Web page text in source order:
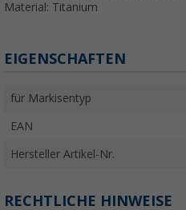
Material: Titanium
EIGENSCHAFTEN
für Markisentyp
EAN
Hersteller Artikel-Nr.
RECHTLICHE HINWEISE